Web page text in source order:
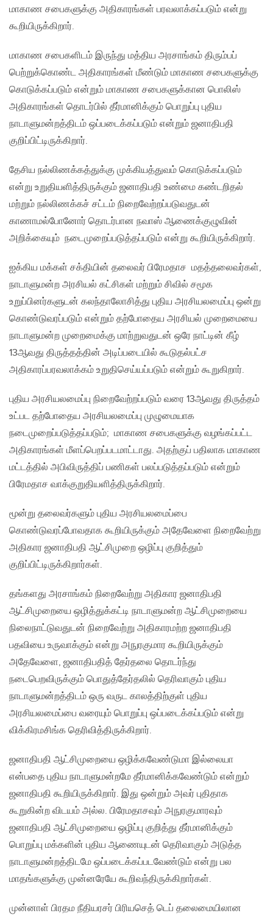
மாகாண சபைகளுக்கு அதிகாரங்கள் பரவலாக்கப்படும் என்று
கூறியிருக்கிறார்.
மாகாண சபைகளிடம் இருந்து மத்திய அரசாங்கம் திரும்பப்
பெற்றுக்கொண்ட அதிகாரங்கள் மீண்டும் மாகாண சபைகளுக்கு
கொடுக்கப்படும் என்றும் மாகாண சபைகளுக்கான பொலிஸ்
அதிகாரங்கள் தொடர்பில் தீர்மானிக்கும் பொறுப்பு புதிய
நாடாளுமன்றத்திடம் ஒப்படைக்கப்படும் என்றும் ஜனாதிபதி
குறிப்பிட்டிருக்கிறார்.
தேசிய நல்லிணக்கத்துக்கு முக்கியத்துவம் கொடுக்கப்படும்
என்று உறுதியளித்திருக்கும் ஜனாதிபதி உண்மை கண்டறிதல்
மற்றும் நல்லிணக்கச் சட்டம் நிறைவேற்றப்படுவதுடன்
காணாமல்போனோர் தொடர்பான நவாஸ் ஆணைக்குழுவின்
அறிக்கையும் நடைமுறைப்படுத்தப்படும் என்று கூறியிருக்கிறார்.
ஐக்கிய மக்கள் சக்தியின் தலைவர் பிரேமதாச மதத்தலைவர்கள்,
நாடாளுமன்ற அரசியல் கட்சிகள் மற்றும் சிவில் சமூக
உறுப்பினர்களுடன் கலந்தாலோசித்து புதிய அரசியலமைப்பு ஒன்று
கொண்டுவரப்படும் என்றும் தற்போதைய அரசியல் முறைமையை
நாடாளுமன்ற முறைமைக்கு மாற்றுவதுடன் ஒரே நாட்டின் கீழ்
13ஆவது திருத்தத்தின் அடிப்படையில் கூடுதல்பட்ச
அதிகாரப்பரவலாக்கம் உறுதிசெய்யப்படும் என்றும் கூறுகிறார்.
புதிய அரசியலமைப்பு நிறைவேற்றப்படும் வரை 13ஆவது திருத்தம்
உட்பட தற்போதைய அரசியலமைப்பு முழுமையாக
நடைமுறைப்படுத்தப்படும்; மாகாண சபைகளுக்கு வழங்கப்பட்ட
அதிகாரங்கள் மீளப்பெறப்படமாட்டாது. அதற்குப் பதிலாக மாகாண
மட்டத்தில் அபிவிருத்திப் பணிகள் பலப்படுத்தப்படும் என்றும்
பிரேமதாச வாக்குறுதியளித்திருக்கிறார்.
மூன்று தலைவர்களும் புதிய அரசியலமைப்பை
கொண்டுவரப்போவதாக கூறியிருக்கும் அதேவேளை நிறைவேற்று
அதிகார ஜனாதிபதி ஆட்சிமுறை ஒழிப்பு குறித்தும்
குறிப்பிட்டிருக்கிறார்கள்.
தங்களது அரசாங்கம் நிறைவேற்று அதிகார ஜனாதிபதி
ஆட்சிமுறையை ஒழித்துக்கட்டி நாடாளுமன்ற ஆட்சிமுறையை
நிலைநாட்டுவதுடன் நிறைவேற்று அதிகாரமற்ற ஜனாதிபதி
பதவியை உருவாக்கும் என்று அநுரகுமார கூறியிருக்கும்
அதேவேளை, ஜனாதிபதித் தேர்தலை தொடர்ந்து
நடைபெறவிருக்கும் பொதுத்தேர்தலில் தெரிவாகும் புதிய
நாடாளுமன்றத்திடம் ஒரு வருட காலத்திற்குள் புதிய
அரசியலமைப்பை வரையும் பொறுப்பு ஒப்படைக்கப்படும் என்று
விக்கிரமசிங்க தெரிவித்திருக்கிறார்.
ஜனாதிபதி ஆட்சிமுறையை ஒழிக்கவேண்டுமா இல்லையா
என்பதை புதிய நாடாளுமன்றமே தீர்மானிக்கவேண்டும் என்றும்
ஜனாதிபதி கூறியிருக்கிறார். இது ஒன்றும் அவர் புதிதாக
கூறுகின்ற விடயம் அல்ல. பிரேமதாசவும் அநுரகுமாரவும்
ஜனாதிபதி ஆட்சிமுறையை ஒழிப்பு குறித்து தீர்மானிக்கும்
பொறுப்பு மக்களின் புதிய ஆணையுடன் தெரிவாகும் அடுத்த
நாடாளுமன்றத்திடமே ஒப்படைக்கப்படவேண்டும் என்று பல
மாதங்களுக்கு முன்னரேயே கூறிவந்திருக்கிறார்கள்.
முன்னாள் பிரதம நீதியரசர் பிரியசெத் டெப் தலைமையிலான